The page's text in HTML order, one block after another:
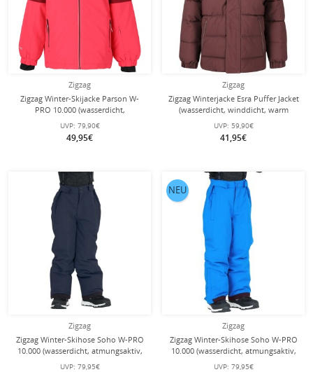
Zigzag
Zigzag Winter-Skijacke Parson W-
PRO 10.000 (wasserdicht,
atmungsaktiv) crimsonrot Kinder
UVP: 79,90€
49,95€
Zigzag
Zigzag Winterjacke Esra Puffer Jacket
(wasserdicht, winddicht, warm
wattiert) burgundrot Kinder
UVP: 59,90€
41,95€
Zigzag
Zigzag Winter-Skihose Soho W-PRO
10.000 (wasserdicht, atmungsaktiv,
winddicht) navyblau Kinder
UVP: 79,95€
Zigzag
Zigzag Winter-Skihose Soho W-PRO
10.000 (wasserdicht, atmungsaktiv,
winddicht) blau Kinder
UVP: 79,95€
NEU